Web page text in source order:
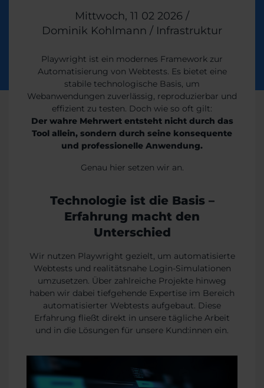
Veröffentlicht am
Mittwoch, 11 02 2026 /
Dominik Kohlmann / Themen:
Infrastruktur
Playwright ist ein modernes Framework zur
Automatisierung von Webtests. Es bietet eine
stabile technologische Basis, um
Webanwendungen zuverlässig, reproduzierbar und
effizient zu testen. Doch wie so oft gilt:
Der wahre Mehrwert entsteht nicht durch das
Tool allein, sondern durch seine konsequente
und professionelle Anwendung.
Genau hier setzen wir an.
Technologie ist die Basis –
Erfahrung macht den
Unterschied
Wir nutzen Playwright gezielt, um automatisierte
Webtests und realitätsnahe Login-Simulationen
umzusetzen. Über zahlreiche Projekte hinweg
haben wir dabei tiefgehende Expertise im Bereich
automatisierter Webtests aufgebaut. Diese
Erfahrung fließt direkt in unsere tägliche Arbeit
und in die Lösungen für unsere Kund:innen ein.